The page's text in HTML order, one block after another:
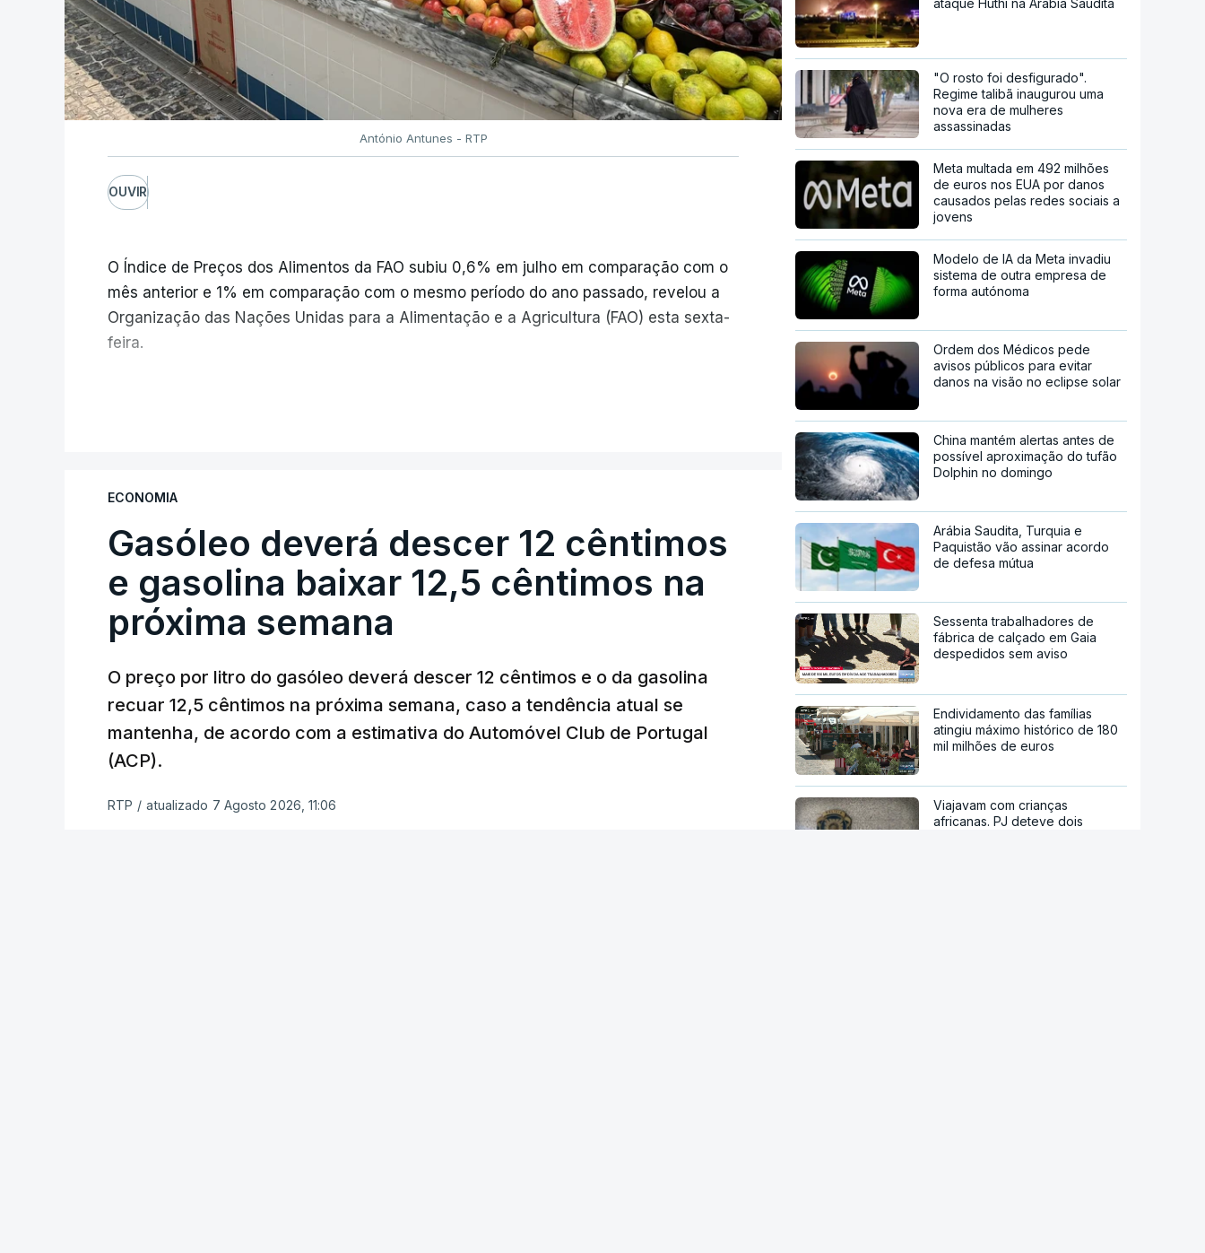
António Antunes - RTP
OUVIR
O Índice de Preços dos Alimentos da FAO subiu 0,6% em julho em comparação com o
mês anterior e 1% em comparação com o mesmo período do ano passado, revelou a
Organização das Nações Unidas para a Alimentação e a Agricultura (FAO) esta sexta-
feira.
O índice, que acompanha as variações mensais de um cabaz de produtos
alimentares comercializados internacionalmente, subiu para 131,1 pontos em
julho, face aos 130,3 de junho.
O aumento dos preços dos alimentos básicos tende a traduzir-se em preços mais
elevados nas prateleiras nos meses seguintes, à medida que os fornecedores
Em julho, o aumento esteve associado aos preços do açúcar (+5,6%), dos cereais
(+3,4%) e dos óleos vegetais (+2%).
"carnes e dos produtos lácteos", segundo a FAO.
ECONOMIA
Gasóleo deverá descer 12 cêntimos
e gasolina baixar 12,5 cêntimos na
próxima semana
O preço por litro do gasóleo deverá descer 12 cêntimos e o da gasolina
recuar 12,5 cêntimos na próxima semana, caso a tendência atual se
mantenha, de acordo com a estimativa do Automóvel Club de Portugal
(ACP).
RTP / atualizado 7 Agosto 2026, 11:06
ataque Huthi na Arábia Saudita
"O rosto foi desfigurado".
Regime talibã inaugurou uma
nova era de mulheres
assassinadas
Meta multada em 492 milhões
de euros nos EUA por danos
causados pelas redes sociais a
jovens
Modelo de IA da Meta invadiu
sistema de outra empresa de
forma autónoma
Ordem dos Médicos pede
avisos públicos para evitar
danos na visão no eclipse solar
China mantém alertas antes de
possível aproximação do tufão
Dolphin no domingo
Arábia Saudita, Turquia e
Paquistão vão assinar acordo
de defesa mútua
Sessenta trabalhadores de
fábrica de calçado em Gaia
despedidos sem aviso
Endividamento das famílias
atingiu máximo histórico de 180
mil milhões de euros
Viajavam com crianças
africanas. PJ deteve dois